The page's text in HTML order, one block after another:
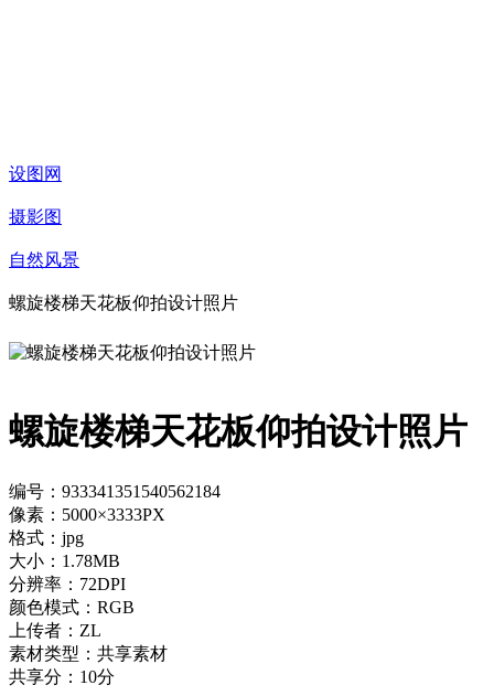
设图网
摄影图
自然风景
螺旋楼梯天花板仰拍设计照片
螺旋楼梯天花板仰拍设计照片
编号：933341351540562184
像素：5000×3333PX
格式：jpg
大小：1.78MB
分辨率：72DPI
颜色模式：RGB
上传者：ZL
素材类型：共享素材
共享分：10分